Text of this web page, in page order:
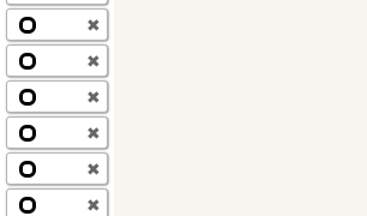
✖
✖
✖
✖
✖
✖